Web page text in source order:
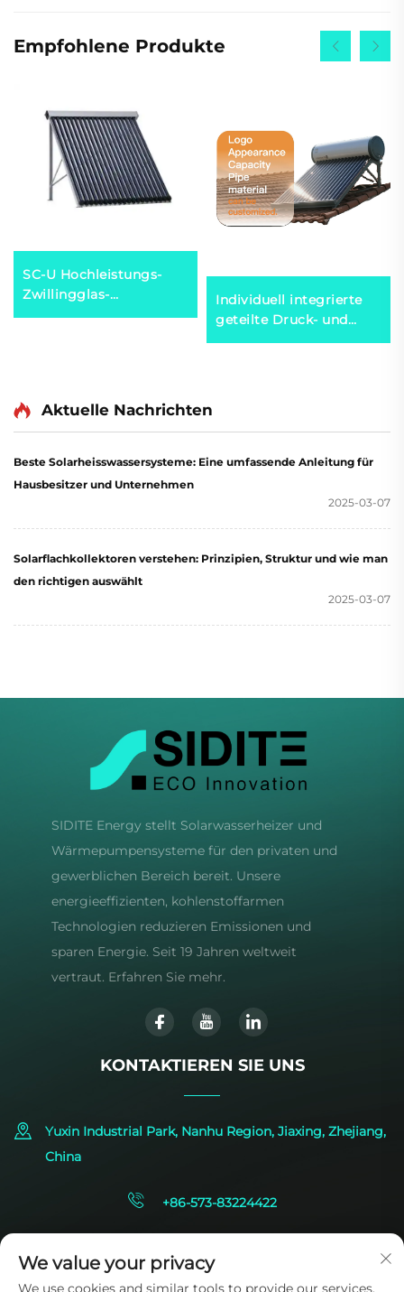
Empfohlene Produkte
SC-U Hochleistungs-
Zwillingglas-
Vakuumpatroben-
Solarheißwasserboiler
Individuell integrierte
geteilte Druck- und
nicht unter Druck
Aktuelle Nachrichten
Beste Solarheisswassersysteme: Eine umfassende Anleitung für
Hausbesitzer und Unternehmen
2025-03-07
Solarflachkollektoren verstehen: Prinzipien, Struktur und wie man
den richtigen auswählt
2025-03-07
SIDITE Energy stellt Solarwasserheizer und
Wärmepumpensysteme für den privaten und
gewerblichen Bereich bereit. Unsere
energieeffizienten, kohlenstoffarmen
Technologien reduzieren Emissionen und
sparen Energie. Seit 19 Jahren weltweit
vertraut. Erfahren Sie mehr.
KONTAKTIEREN SIE UNS
Yuxin Industrial Park, Nanhu Region, Jiaxing, Zhejiang,
China
+86-573-83224422
We value your privacy
We use cookies and similar tools to provide our services.